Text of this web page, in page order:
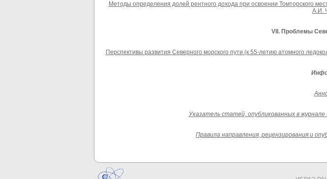
Методы определения долей рентного дохода при освоении Томторского
А.И.
VI . Проблемы
Перспективы развития Северного морского пути (к 55-летию атомного
Указатель статей, опубликованных в
Правила направления, рецензирования и